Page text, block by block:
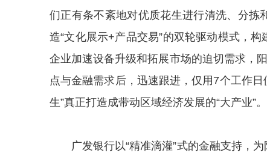
们正有条不紊地对优质花生进行清洗、分
造“文化展示+产品交易”的双轮驱动模式，
企业加速设备升级和拓展市场的迫切需求，
点与金融需求后，迅速跟进，仅用7个工作
生”真正打造成带动区域经济发展的“大产业”。
广发银行以“精准滴灌”式的金融支持，